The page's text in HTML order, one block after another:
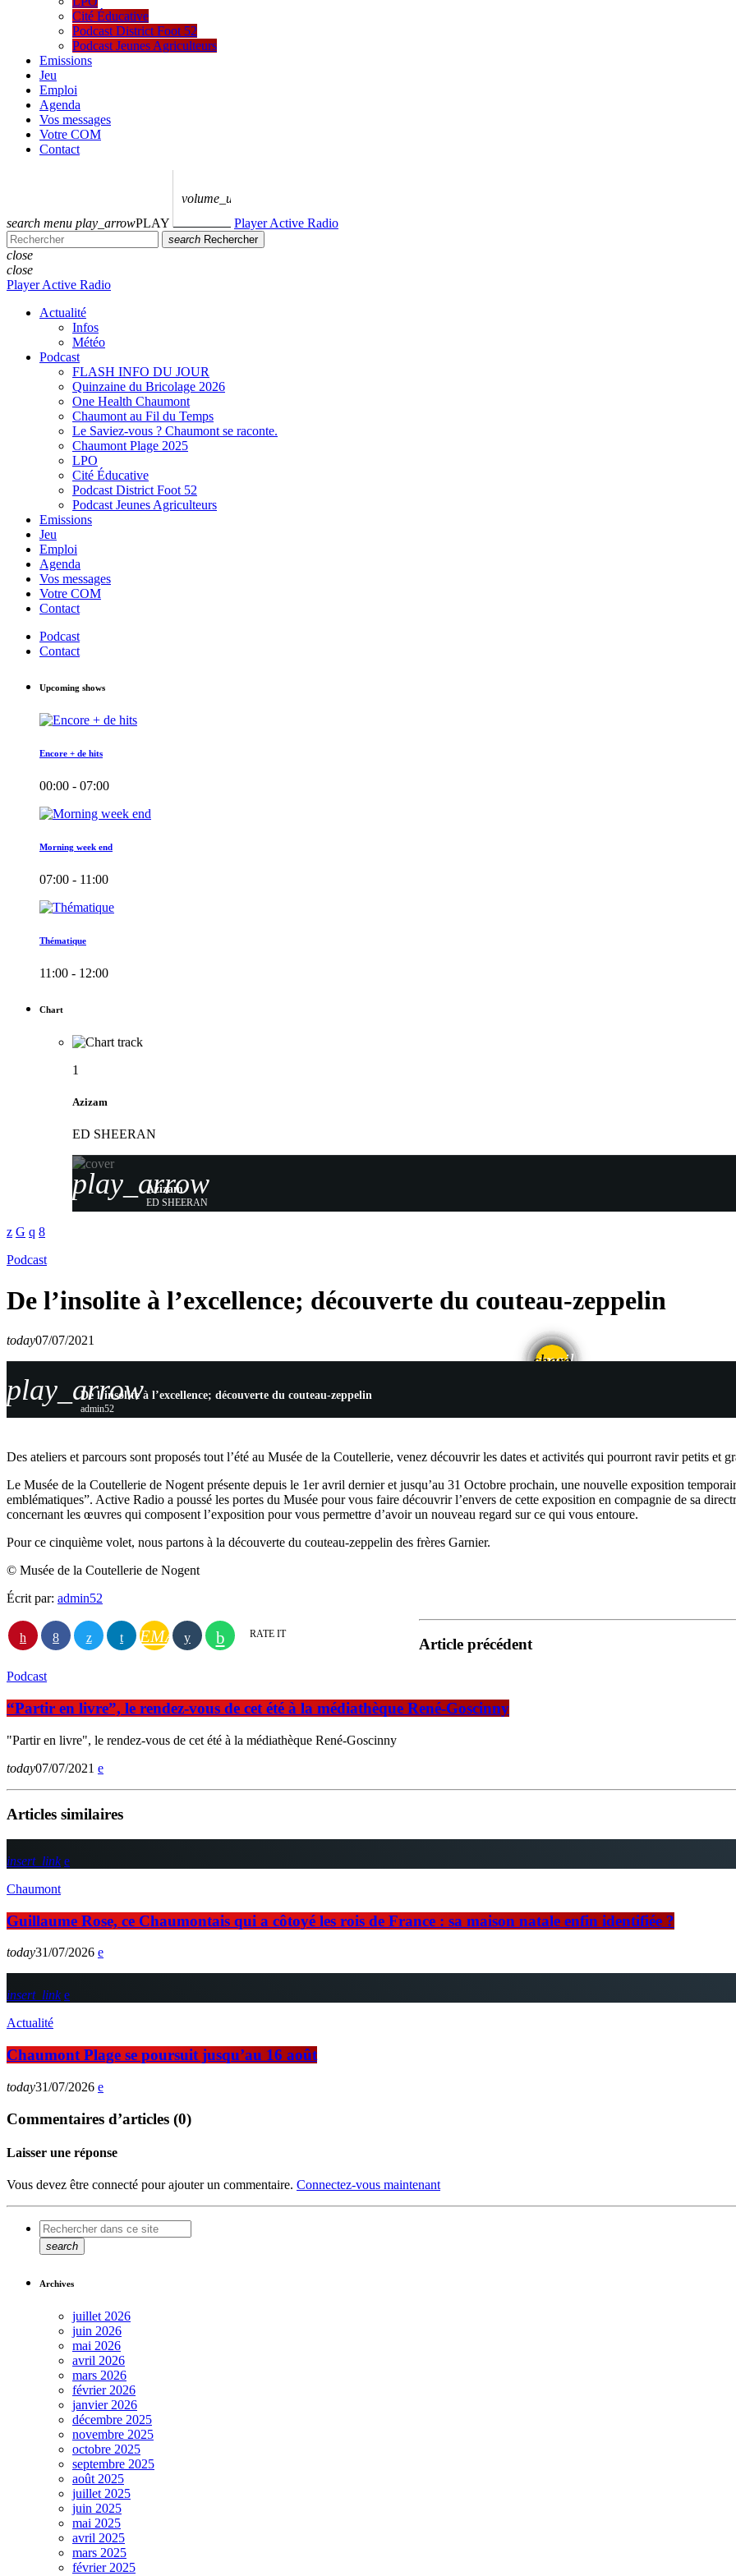
Cité Éducative
Podcast District Foot 52
Podcast Jeunes Agriculteurs
Emissions
Jeu
Emploi
Agenda
Vos messages
Votre COM
Contact
search menu play_arrowPLAY
volume_up
Player Active Radio
search Rechercher
close
close
Player Active Radio
Actualité
Infos
Météo
Podcast
FLASH INFO DU JOUR
Quinzaine du Bricolage 2026
One Health Chaumont
Chaumont au Fil du Temps
Le Saviez-vous ? Chaumont se raconte.
Chaumont Plage 2025
LPO
Cité Éducative
Podcast District Foot 52
Podcast Jeunes Agriculteurs
Emissions
Jeu
Emploi
Agenda
Vos messages
Votre COM
Contact
Podcast
Contact
Upcoming shows
Encore + de hits
00:00 - 07:00
Morning week end
07:00 - 11:00
Thématique
11:00 - 12:00
Chart
1
Azizam
ED SHEERAN
play_arrow
Azizam
ED SHEERAN
Podcast
De l’insolite à l’excellence; découverte du couteau-zeppelin
today07/07/2021
share
email
play_arrowDe l’insolite à l’excellence; découverte du couteau-zeppelin
admin52
Des ateliers et parcours sont proposés tout l’été au Musée de la Coutellerie, venez découvrir les dates et activités qui pourront ravir petits et
Le Musée de la Coutellerie de Nogent présente depuis le 1er avril dernier et jusqu’au 31 Octobre prochain, une nouvelle exposition
emblématiques”. Active Radio a poussé les portes du Musée pour vous faire découvrir l’envers de cette exposition en compagnie de sa
concernant les œuvres qui composent l’exposition pour vous permettre d’avoir un nouveau regard sur ce qui vous entoure.
Pour ce cinquième volet, nous partons à la découverte du couteau-zeppelin des frères Garnier.
© Musée de la Coutellerie de Nogent
Écrit par: admin52
EMAIL RATE IT
Article précédent
Podcast
“Partir en livre”, le rendez-vous de cet été à la médiathèque René-Goscinny
"Partir en livre", le rendez-vous de cet été à la médiathèque René-Goscinny
today07/07/2021
Articles similaires
insert_link
Chaumont
Guillaume Rose, ce Chaumontais qui a côtoyé les rois de France : sa maison natale enfin identifiée ?
today31/07/2026
insert_link
Actualité
Chaumont Plage se poursuit jusqu’au 16 août
today31/07/2026
Commentaires d’articles (0)
Laisser une réponse
Vous devez être connecté pour ajouter un commentaire. Connectez-vous maintenant
search
Archives
juillet 2026
juin 2026
mai 2026
avril 2026
mars 2026
février 2026
janvier 2026
décembre 2025
novembre 2025
octobre 2025
septembre 2025
août 2025
juillet 2025
juin 2025
mai 2025
avril 2025
mars 2025
février 2025